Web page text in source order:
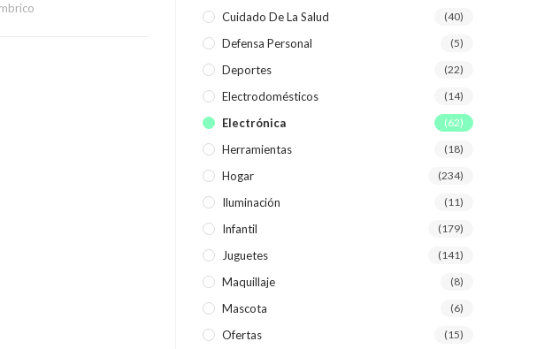
Cuidado De La Salud (40)
Defensa Personal (5)
Deportes (22)
Electrodomésticos (14)
Electrónica (62)
Herramientas (18)
Hogar (234)
Iluminación (11)
Infantil (179)
Juguetes (141)
Maquillaje (8)
Mascota (6)
Ofertas (15)